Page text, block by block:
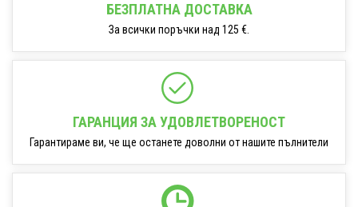
БЕЗПЛАТНА ДОСТАВКА
За всички поръчки над 125 €.
ГАРАНЦИЯ ЗА УДОВЛЕТВОРЕНОСТ
Гарантираме ви, че ще останете доволни от нашите пълнители